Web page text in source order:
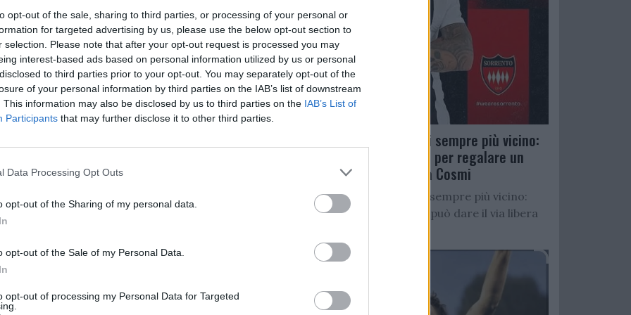
opt-out of the sale, sharing to third parties, or processing of your personal or
for targeted advertising by us, please use the below opt-out section to
selection. Please note that after your opt-out request is processed you may
interest-based ads based on personal information utilized by us or personal
to third parties prior to your opt-out. You may separately opt-out of the
of your personal information by third parties on the IAB’s list of downstream
This information may also be disclosed by us to third parties on the IAB’s List of
Participants that may further disclose it to other third parties.
Data Processing Opt Outs
opt-out of the Sharing of my personal data.
opt-out of the Sale of my Personal Data.
opt-out of processing my Personal Data for Targeted
il Venezia e prosegue nella
partita dell'Arechi è stato il
Salernitana, D’Ursi sempre più vicino:
Faggiano accelera per regalare un
altro attaccante a Cosmi
Salernitana, D’Ursi sempre più vicino:
Starita al Sorrento può dare il via libera